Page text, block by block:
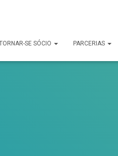
SE SÓCIO PARCERIAS